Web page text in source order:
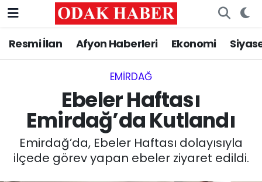
Resmi İlan Afyon Haberleri Ekonomi
EMIRDAĞ‎
Ebeler Haftası
Emirdağ’da Kutlandı
Emirdağ’da, Ebeler Haftası dolayısıyla
ilçede görev yapan ebeler ziyaret edildi.
AFYONKARAHİSAR HABERLERİ
ASAYİŞ
SİYASET
Nöbetçi Eczaneler
Trafik Durumu
Süper Lig Puan Durumu ve Fikstür
Tüm Manşetler